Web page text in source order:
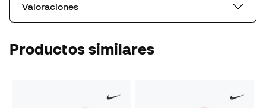
Valoraciones
Productos similares